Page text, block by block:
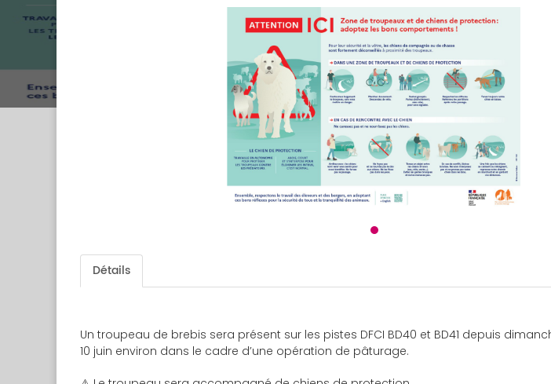
Détails
Un troupeau de brebis sera présent sur les pistes DFCI BD40 et BD41 depuis
10 juin environ dans le cadre d’une opération de pâturage.